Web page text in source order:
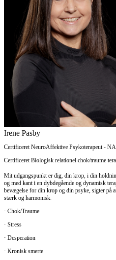
Irene Pasby
Certificeret NeuroAffektive Psykoterapeut -
Certificeret Biologisk relationel chok/traume
Mit udgangspunkt er dig, din krop, i din
og med kant i en dybdegående og dynamisk
bevægelse for din krop og din psyke, sigter på
stærk og harmonisk.
· Chok/Traume
· Stress
· Desperation
· Kronisk smerte